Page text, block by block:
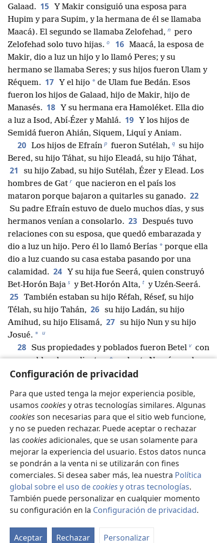
Configuración de privacidad
Para que usted tenga la mejor experiencia posible,
usamos cookiesy otras tecnologías similares. Algunas
cookiesson necesarias para que el sitio web funcione,
y no se pueden rechazar. Puede aceptar o rechazar
las cookiesadicionales, que se usan solamente para
mejorar la experiencia del usuario. Estos datos nunca
se pondrán a la venta ni se utilizarán con fines
comerciales. Si desea saber más, lea nuestra Política
global sobre el uso decookiesy otras tecnologías.
También puede personalizar en cualquier momento
su configuración en la Configuración de privacidad.
Aceptar Rechazar Personalizar
Galaad. 15 Y Makir consiguió una esposa para
Hupim y para Supim, y la hermana de él se llamaba
Maacá). El segundo se llamaba Zelofehad, n pero
Zelofehad solo tuvo hijas. o 16 Maacá, la esposa de
Makir, dio a luz un hijo y lo llamó Peres; y su
hermano se llamaba Seres; y sus hijos fueron Ulam y
Réquem. 17 Y el hijo * de Ulam fue Bedán. Esos
fueron los hijos de Galaad, hijo de Makir, hijo de
Manasés. 18 Y su hermana era Hamoléket. Ella dio
a luz a Isod, Abí-Ézer y Mahlá. 19 Y los hijos de
Semidá fueron Ahián, Siquem, Liquí y Aniam.
20 Los hijos de Efraín p fueron Sutélah, q su hijo
Bered, su hijo Táhat, su hijo Eleadá, su hijo Táhat,
21
su hijo Zabad, su hijo Sutélah, Ézer y Elead. Los
hombres de Gat r que nacieron en el país los
mataron porque bajaron a quitarles su ganado. 22
Su padre Efraín estuvo de duelo muchos días, y sus
hermanos venían a consolarlo. 23 Después tuvo
relaciones con su esposa, que quedó embarazada y
dio a luz un hijo. Pero él lo llamó Berías * porque ella
dio a luz cuando su casa estaba pasando por una
calamidad. 24 Y su hija fue Seerá, quien construyó
Bet-Horón Baja s y Bet-Horón Alta, t y Uzén-Seerá.
25 También estaban su hijo Réfah, Résef, su hijo
Télah, su hijo Tahán, 26 su hijo Ladán, su hijo
Amihud, su hijo Elisamá, 27 su hijo Nun y su hijo
Josué. * u
28 Sus propiedades y poblados fueron Betel v con
sus pueblos dependientes, * y al este Naarán, y al
oeste Guézer con sus pueblos dependientes, y
Ayyá *con sus pueblos dependientes; 29 y, al lado
de los descendientes de Manasés, Bet-Seán w
con sus
pueblos dependientes, Taanac x
con sus pueblos
dependientes, Meguidó y con sus pueblos
dependientes y Dor
con sus pueblos dependientes.
En estos vivieron los descendientes de José hijo de
Israel.
30 Los hijos de Aser fueron Imná, * Isvá, Isví y
Berías, a y la hermana de ellos era Sérah. b 31 Los
hijos de Berías fueron Héber y Malkiel, que fue el
Somer y Hotam, y de Súa, la hermana de ellos.